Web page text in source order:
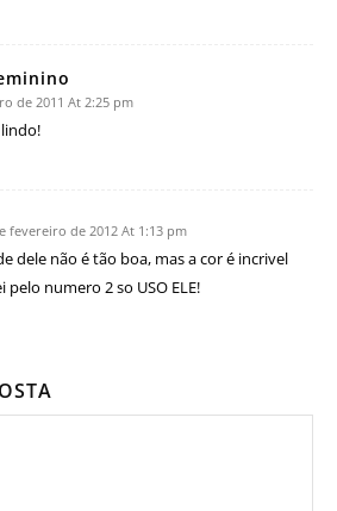
de 2011 At 2:25 pm
lindo!
fevereiro de 2012 At 1:13 pm
dele não é tão boa, mas a cor é incrivel
pelo numero 2 so USO ELE!